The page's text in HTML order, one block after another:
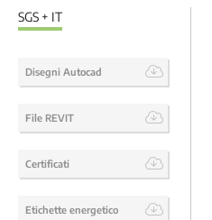
SGS + IT
Disegni Autocad
File REVIT
Certificati
Etichette energetico